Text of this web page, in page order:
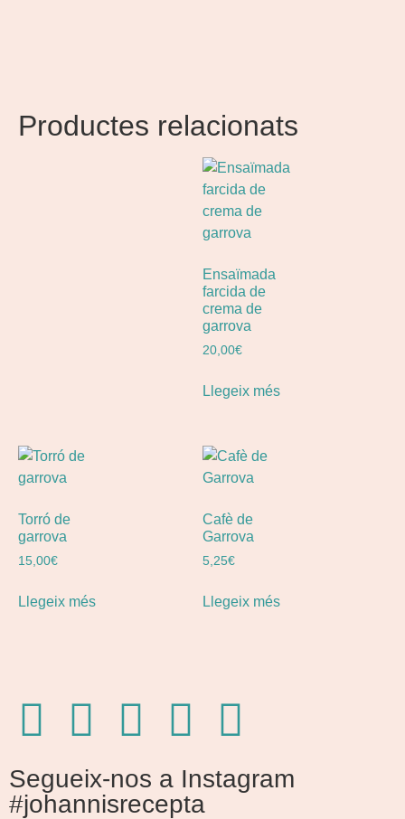
Productes relacionats
Ensaïmada
farcida de
crema de
garrova
20,00€
Llegeix més
Torró de
garrova
15,00€
Llegeix més
Cafè de
Garrova
5,25€
Llegeix més
Segueix-nos a Instagram
#johannisrecepta